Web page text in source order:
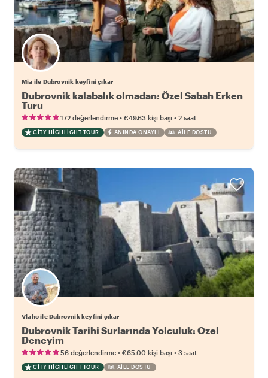
Mia ile Dubrovnik keyfini çıkar
Dubrovnik kalabalık olmadan: Özel Sabah Erken
Turu
172 değerlendirme • €49.63 kişi başı • 2 saat
CITY HIGHLIGHT TOUR ANINDA ONAYLI AILE DOSTU
Vlaho ile Dubrovnik keyfini çıkar
Dubrovnik Tarihi Surlarında Yolculuk: Özel
Deneyim
56 değerlendirme • €65.00 kişi başı • 3 saat
CITY HIGHLIGHT TOUR AILE DOSTU